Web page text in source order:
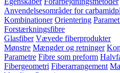
Anvendelsesområder for
Kombinationer Orientering
Forstærkningsfibre
Glasfiber Vævede fiberprodukter
Mønstre Mængder og retninger
Parametre Fibre som preform
Fibergeometri Fiberarrangement